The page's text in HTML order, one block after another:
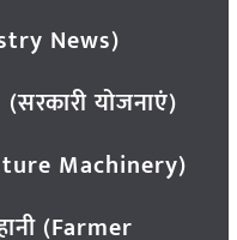
News)
योजनाएं)
Machinery)
(Farmer